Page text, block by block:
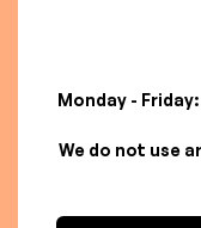
Monday - Friday:
We do not use